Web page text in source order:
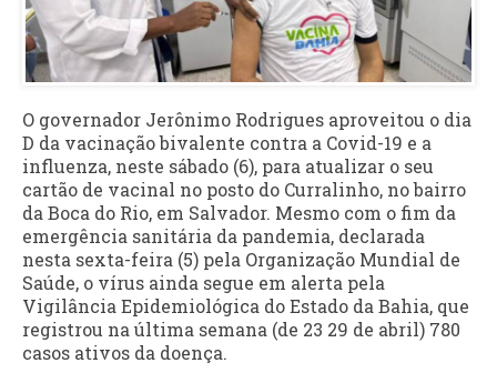
O governador Jerônimo Rodrigues aproveitou o dia
D da vacinação bivalente contra a Covid-19 e a
influenza, neste sábado (6), para atualizar o seu
cartão de vacinal no posto do Curralinho, no bairro
da Boca do Rio, em Salvador. Mesmo com o fim da
emergência sanitária da pandemia, declarada
nesta sexta-feira (5) pela Organização Mundial de
Saúde, o vírus ainda segue em alerta pela
Vigilância Epidemiológica do Estado da Bahia, que
registrou na última semana (de 23 29 de abril) 780
casos ativos da doença.